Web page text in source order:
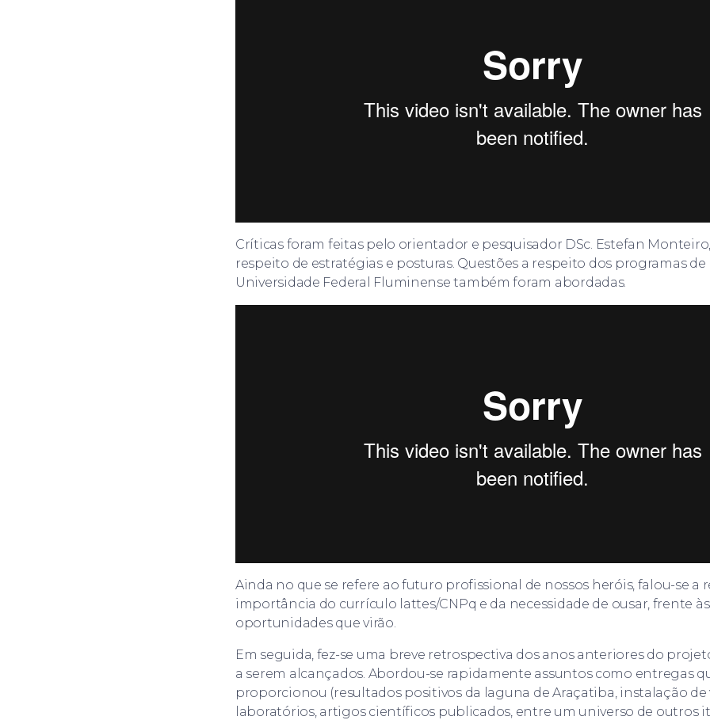
Críticas foram feitas pelo orientador e pesquisador DSc. Estefan
respeito de estratégias e posturas. Questões a respeito dos programas
Universidade Federal Fluminense também foram abordadas.
Ainda no que se refere ao futuro profissional de nossos heróis, falou-se a
importância do currículo lattes/CNPq e da necessidade de ousar, frente
oportunidades que virão.
Em seguida, fez-se uma breve retrospectiva dos anos anteriores do
a serem alcançados. Abordou-se rapidamente assuntos como entregas
proporcionou (resultados positivos da laguna de Araçatiba, instalação de
laboratórios, artigos científicos publicados, entre um universo de outros